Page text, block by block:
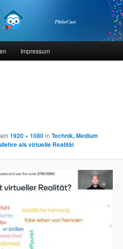
Impressum
am1920 × 1080inTechnik, Medium
als virtuelle Realität